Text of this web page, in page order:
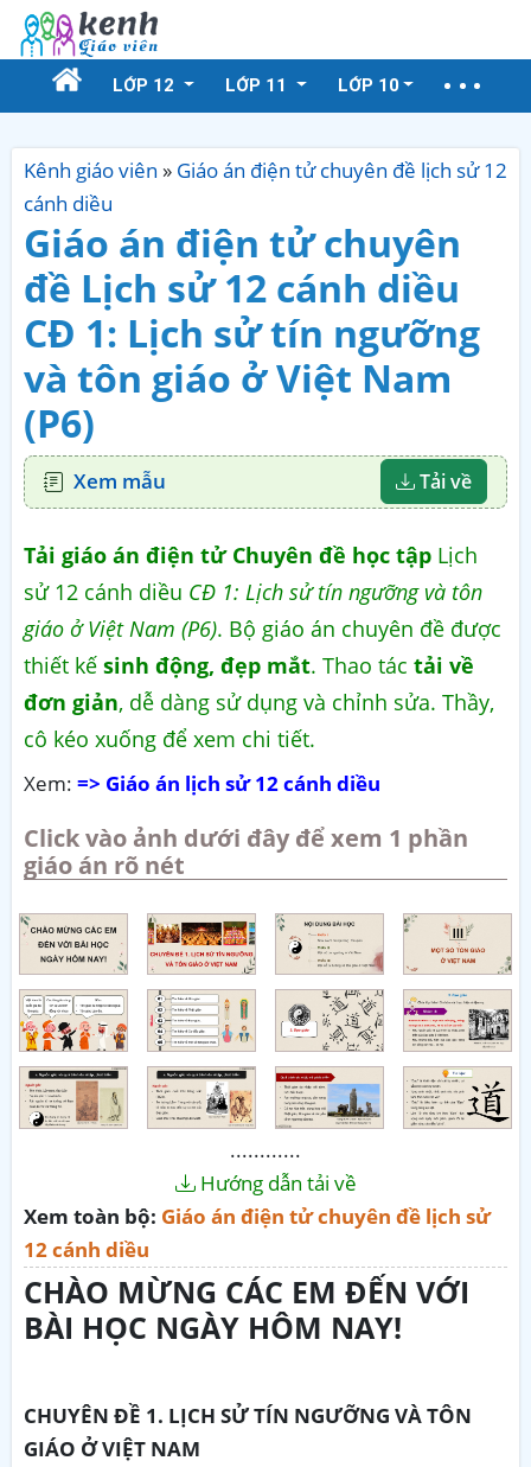
LỚP 12 LỚP 11 LỚP 10
Kênh giáo viên » Giáo án điện tử chuyên đề lịch sử 12
cánh diều
Giáo án điện tử chuyên
đề Lịch sử 12 cánh diều
CĐ 1: Lịch sử tín ngưỡng
và tôn giáo ở Việt Nam
(P6)
Xem mẫu Tải về
Tải giáo án điện tử Chuyên đề học tập Lịch
sử 12 cánh diều CĐ 1: Lịch sử tín ngưỡng và tôn
giáo ở Việt Nam (P6). Bộ giáo án chuyên đề được
thiết kế sinh động, đẹp mắt. Thao tác tải về
đơn giản, dễ dàng sử dụng và chỉnh sửa. Thầy,
cô kéo xuống để xem chi tiết.
Xem: => Giáo án lịch sử 12 cánh diều
Click vào ảnh dưới đây để xem 1 phần
giáo án rõ nét
............
Hướng dẫn tải về
Xem toàn bộ: Giáo án điện tử chuyên đề lịch sử
12 cánh diều
CHÀO MỪNG CÁC EM ĐẾN VỚI
BÀI HỌC NGÀY HÔM NAY!
CHUYÊN ĐỀ 1. LỊCH SỬ TÍN NGƯỠNG VÀ TÔN
GIÁO Ở VIỆT NAM